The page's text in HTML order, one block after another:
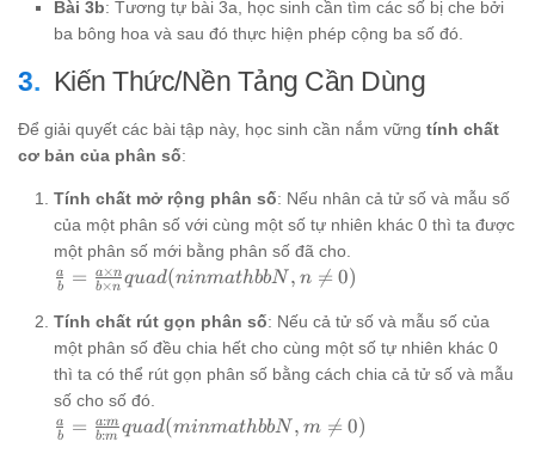
Bài 3b: Tương tự bài 3a, học sinh cần tìm các số bị che bởi
ba bông hoa và sau đó thực hiện phép cộng ba số đó.
Kiến Thức/Nền Tảng Cần Dùng
Để giải quyết các bài tập này, học sinh cần nắm vững tính chất
cơ bản của phân số:
Tính chất mở rộng phân số: Nếu nhân cả tử số và mẫu số
của một phân số với cùng một số tự nhiên khác 0 thì ta được
một phân số mới bằng phân số đã cho.
\frac{a}{b}
\times n}{b
\times n}
quad (n in
mathbb{N},
n \ne 0)
b
a = b×n
a×nquad(ninmathbbN , n 
= 0)
Tính chất rút gọn phân số: Nếu cả tử số và mẫu số của
một phân số đều chia hết cho cùng một số tự nhiên khác 0
thì ta có thể rút gọn phân số bằng cách chia cả tử số và mẫu
số cho số đó.
\frac{a}{b}
b
a = b:m
a:m quad(minmathbbN , m 
= 0)